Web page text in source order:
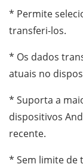
* Permite
transferi-los.
* Os dados
atuais no
* Suporta a
dispositivos
recente.
* Sem limite de